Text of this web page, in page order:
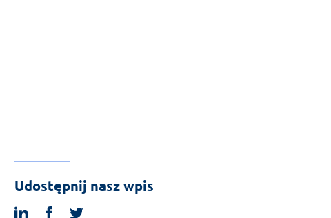
Udostępnij nasz wpis
linkedinfacebook